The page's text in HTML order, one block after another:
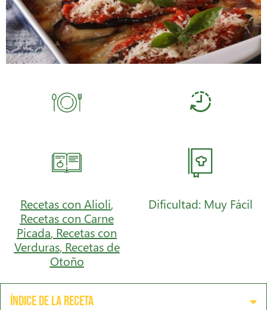
Recetas con Alioli,
Recetas con Carne
Picada, Recetas con
Verduras, Recetas de
Otoño
Dificultad: Muy Fácil
Índice de la receta